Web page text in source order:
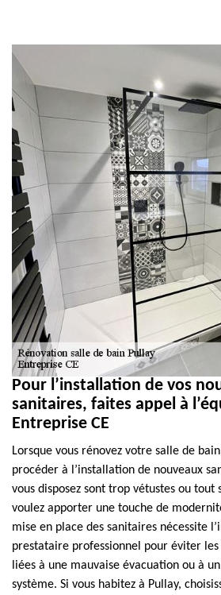
Pour l’installation de vos
sanitaires, faites appel à
Entreprise CE
Lorsque vous rénovez votre salle de
procéder à l’installation de nouveaux
vous disposez sont trop vétustes ou tout
voulez apporter une touche de
mise en place des sanitaires nécessite
prestataire professionnel pour éviter les
liées à une mauvaise évacuation ou à
système. Si vous habitez à Pullay,